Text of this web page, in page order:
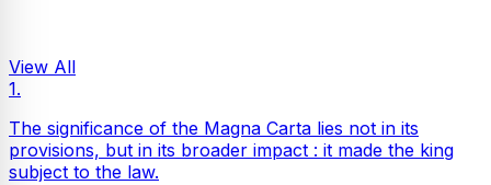
View All
1.
The significance of the Magna Carta lies not in its
provisions, but in its broader impact : it made the king
subject to the law.